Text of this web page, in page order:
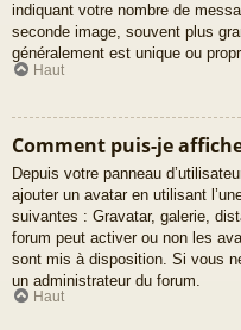
indiquant votre nombre de
seconde image, souvent plus
généralement est unique ou
Haut
Comment puis-je
Depuis votre panneau
ajouter un avatar en utilisant
suivantes : Gravatar, galerie,
forum peut activer ou non les
sont mis à disposition. Si vous
un administrateur du forum.
Haut